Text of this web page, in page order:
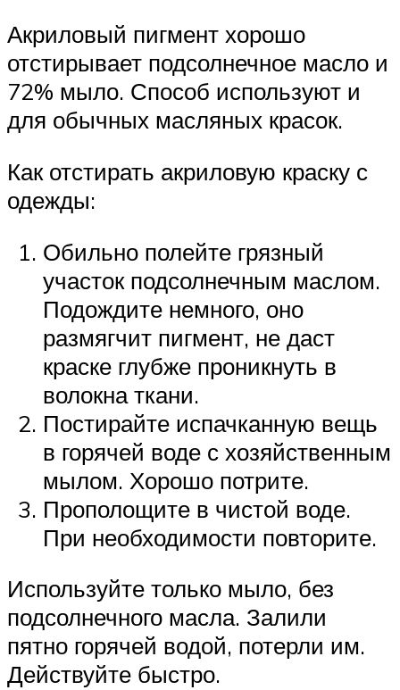
Акриловый пигмент хорошо
отстирывает подсолнечное масло и
72% мыло. Способ используют и
для обычных масляных красок.
Как отстирать акриловую краску с
одежды:
Обильно полейте грязный
участок подсолнечным маслом.
Подождите немного, оно
размягчит пигмент, не даст
краске глубже проникнуть в
волокна ткани.
Постирайте испачканную вещь
в горячей воде с хозяйственным
мылом. Хорошо потрите.
Прополощите в чистой воде.
При необходимости повторите.
Используйте только мыло, без
подсолнечного масла. Залили
пятно горячей водой, потерли им.
Действуйте быстро.